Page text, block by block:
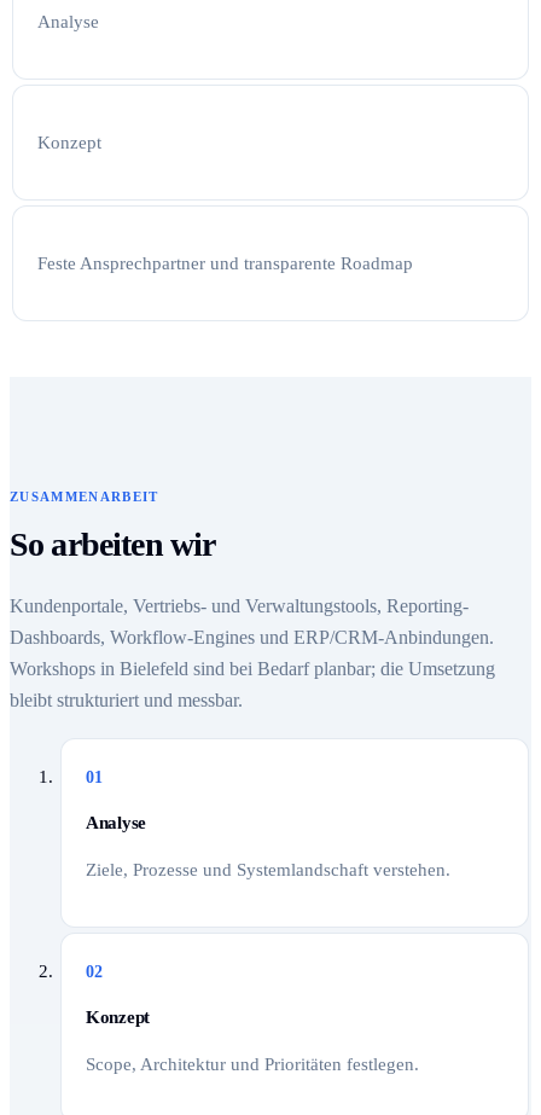
Analyse
Konzept
Feste Ansprechpartner und transparente Roadmap
ZUSAMMENARBEIT
So arbeiten wir
Kundenportale, Vertriebs- und Verwaltungstools, Reporting-
Dashboards, Workflow-Engines und ERP/CRM-Anbindungen.
Workshops in Bielefeld sind bei Bedarf planbar; die Umsetzung
bleibt strukturiert und messbar.
01
Analyse
Ziele, Prozesse und Systemlandschaft verstehen.
02
Konzept
Scope, Architektur und Prioritäten festlegen.